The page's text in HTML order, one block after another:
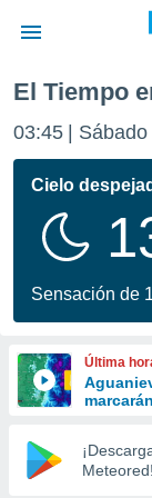
de
por
se
calidad.
a este
las
y
forma
digital
basada
El Tiempo
03:45 Sábado
Cielo
Sensación de
Última
Meteored!